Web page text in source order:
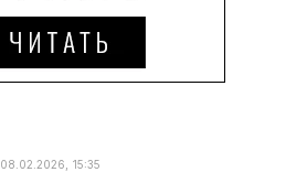
08.02.2026, 15:35